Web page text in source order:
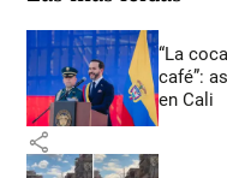
“La
café”:
en Cali
share